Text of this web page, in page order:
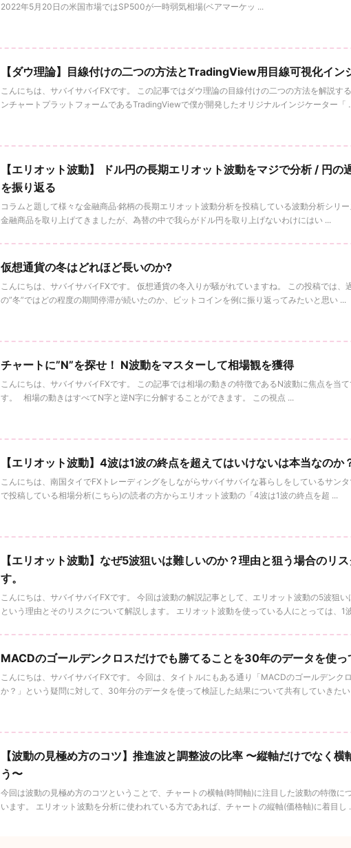
2022年5月20日の米国市場ではSP500が一時弱気相場(ベアマーケッ ...
【ダウ理論】目線付けの二つの方法とTradingView用目線可視化イン
こんにちは、サバイサバイFXです。 この記事ではダウ理論の目線付けの二つの方法を解説す
ンチャートプラットフォームであるTradingViewで僕が開発したオリジナルインジケーター「
【エリオット波動】 ドル円の長期エリオット波動をマジで分析 / 円の
を振り返る
コラムと題して様々な金融商品·銘柄の長期エリオット波動分析を投稿している波動分析シリ
金融商品を取り上げてきましたが、為替の中で我らがドル円を取り上げないわけにはい ...
仮想通貨の冬はどれほど長いのか?
こんにちは、サバイサバイFXです。 仮想通貨の冬入りが騒がれていますね。 この投稿では、
の”冬”ではどの程度の期間停滞が続いたのか、ビットコインを例に振り返ってみたいと思い ...
チャートに”N”を探せ！ N波動をマスターして相場観を獲得
こんにちは、サバイサバイFXです。 この記事では相場の動きの特徴であるN波動に焦点を当
す。 相場の動きはすべてN字と逆N字に分解することができます。 この視点 ...
【エリオット波動】4波は1波の終点を超えてはいけないは本当なのか
こんにちは、南国タイでFXトレーディングをしながらサバイサバイな暮らしをしているサン
で投稿している相場分析(こちら)の読者の方からエリオット波動の「4波は1波の終点を超 ...
【エリオット波動】なぜ5波狙いは難しいのか？理由と狙う場合のリ
す。
こんにちは、サバイサバイFXです。 今回は波動の解説記事として、エリオット波動の5波狙い
という理由とそのリスクについて解説します。 エリオット波動を使っている人にとっては、1
MACDのゴールデンクロスだけでも勝てることを30年のデータを使っ
こんにちは、サバイサバイFXです。 今回は、タイトルにもある通り「MACDのゴールデンク
か？」という疑問に対して、30年分のデータを使って検証した結果について共有していきた
【波動の見極め方のコツ】推進波と調整波の比率 〜縦軸だけでなく横
う〜
今回は波動の見極め方のコツということで、チャートの横軸(時間軸)に注目した波動の特徴に
います。 エリオット波動を分析に使われている方であれば、チャートの縦軸(価格軸)に着目し